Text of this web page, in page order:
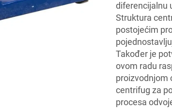
diferencijalnu
Struktura
postojećim
Također je
ovom radu
proizvodnjom
centrifug za
procesa